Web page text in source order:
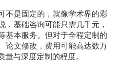
不是固定的，就像学术界的彩
，基础咨询可能只需几千元，
基本服务。但对于全程定制的
论文修改，费用可能高达数万
量与深度定制的程度。